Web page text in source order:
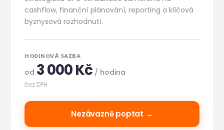
cashflow, finanční plánování, reporting a klíčová
byznysová rozhodnutí.
HODINOVÁ SAZBA
od 3 000Kč / hodina
bez DPH
Nezávazně poptat →